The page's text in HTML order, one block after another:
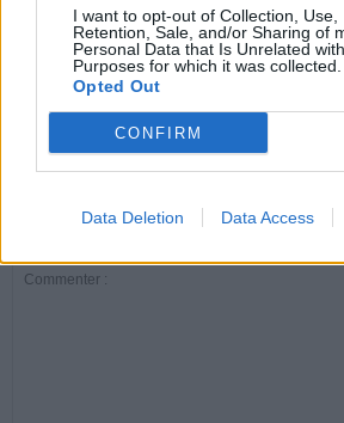
I want to opt-out of Collection, Use,
Retention, Sale, and/or Sharing of
Personal Data that Is Unrelated
Purposes for which it was collected.
Opted Out
CONFIRM
Data Deletion Data Access
Canicule : les conseils
essentiels des
cardiologues pour
éviter le danger
Santé
lunettes de sécurité
LAISSER UN COMMENTAIRE